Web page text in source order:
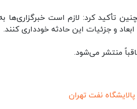
تأکید کرد: لازم است خبرگزاری‌ها
و جزئیات این حادثه خودداری کنند.
منتشر می‌شود.
پالایشگاه نفت تهران